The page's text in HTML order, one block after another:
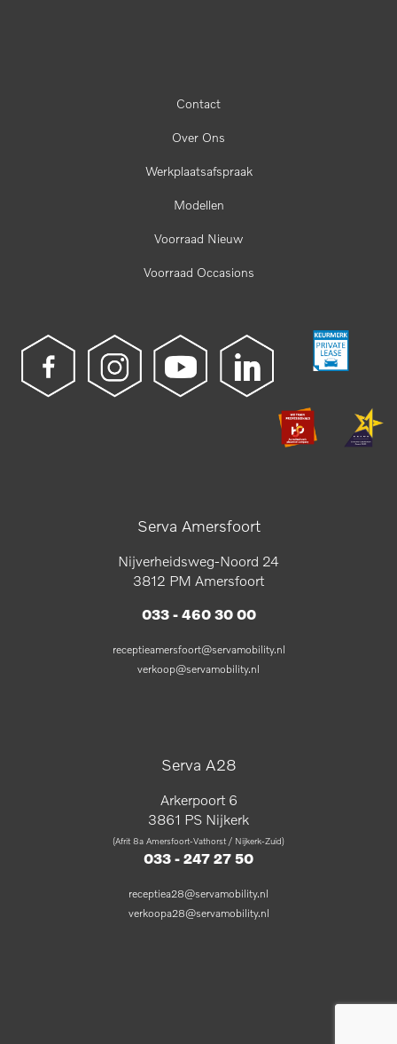
Contact
Over Ons
Werkplaatsafspraak
Modellen
Voorraad Nieuw
Voorraad Occasions
Serva Amersfoort
Nijverheidsweg-Noord 24
3812 PM Amersfoort
033 - 460 30 00
receptieamersfoort@servamobility.nl
verkoop@servamobility.nl
Serva A28
Arkerpoort 6
3861 PS Nijkerk
(Afrit 8a Amersfoort-Vathorst / Nijkerk-Zuid)
033 - 247 27 50
receptiea28@servamobility.nl
verkoopa28@servamobility.nl